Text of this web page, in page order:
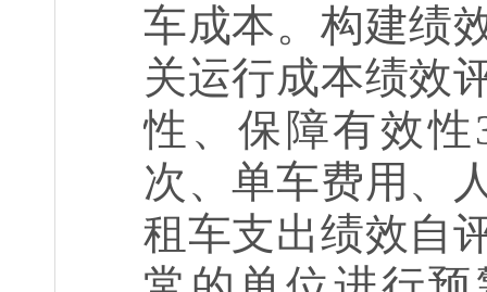
车成本。构建绩
关运行成本绩效
性、保障有效性
次、单车费用、
租车支出绩效自